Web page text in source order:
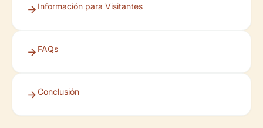
Información para Visitantes
FAQs
Conclusión